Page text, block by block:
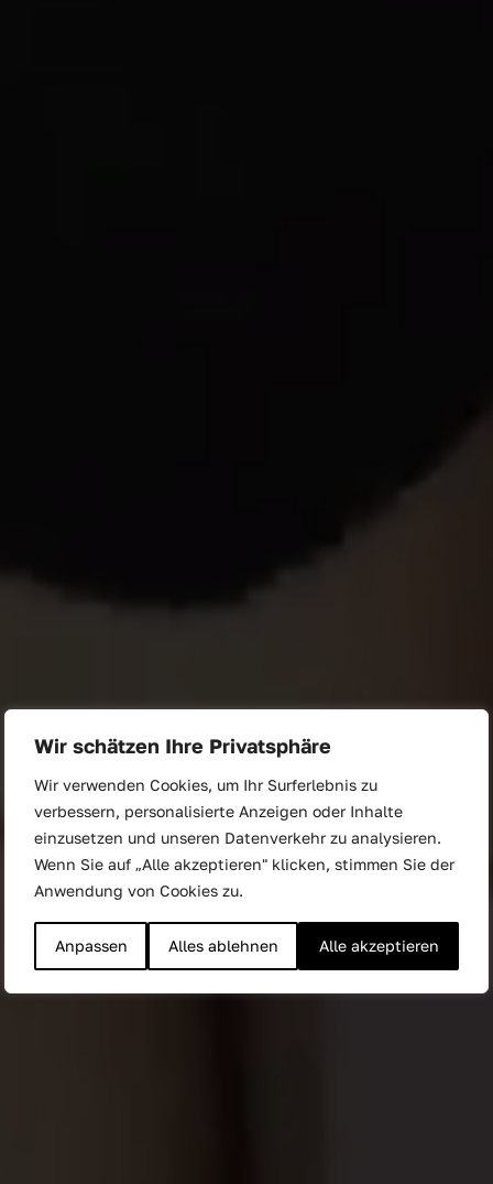
Wir schätzen Ihre Privatsphäre
Wir verwenden Cookies, um Ihr Surferlebnis zu
verbessern, personalisierte Anzeigen oder Inhalte
einzusetzen und unseren Datenverkehr zu analysieren.
Wenn Sie auf „Alle akzeptieren" klicken, stimmen Sie der
Anwendung von Cookies zu.
Anpassen Alles ablehnen Alle akzeptieren
Unsere Einsätze in der Praxis
Unsere Referenzen
Von Streetsampling bis zu großen Events. So schaffen
wir Erlebnisse und machen Marken auf neue Weise